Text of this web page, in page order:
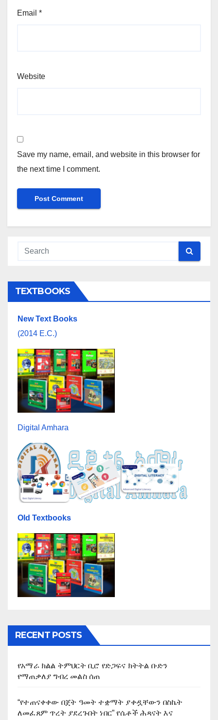
Email *
Website
Save my name, email, and website in this browser for
the next time I comment.
TEXTBOOKS
New Text Books
(2014 E.C.)
Digital Amhara
Old Textbooks
RECENT POSTS
የአማራ ክልል ትምህርት ቢሮ የድጋፍና ክትትል ቡድን
የማጠቃለያ ግብረ መልስ ሰጠ
“የተጠናቀቀው በጀት ዓመት ተቋማት ያቀዷቸውን በስኬት
ለመፈጸም ጥረት ያደረጉበት ነበር” የሴቶች ሕጻናት እና